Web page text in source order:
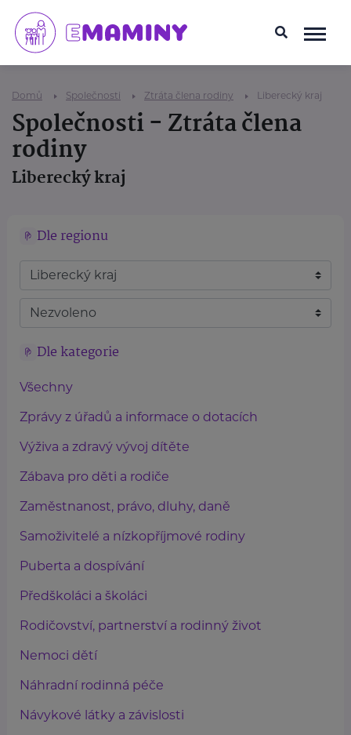
Domů Společnosti Ztráta člena rodiny Liberecký kraj
Společnosti - Ztráta člena
rodiny
Liberecký kraj
Dle regionu
Dle kategorie
Všechny
Zprávy z úřadů a informace o dotacích
Výživa a zdravý vývoj dítěte
Zábava pro děti a rodiče
Zaměstnanost, právo, dluhy, daně
Samoživitelé a nízkopříjmové rodiny
Puberta a dospívání
Předškoláci a školáci
Rodičovství, partnerství a rodinný život
Nemoci dětí
Náhradní rodinná péče
Návykové látky a závislosti